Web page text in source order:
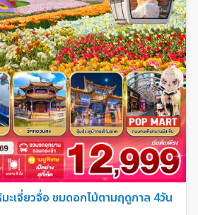
ะเจี่ยวจื่อ ชมดอกไม้ตามฤดูกาล 4วัน